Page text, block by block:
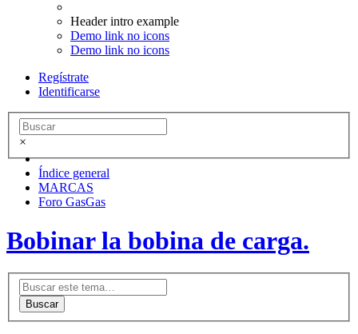
Header intro example
Demo link no icons
Demo link no icons
Regístrate
Identificarse
×
Índice general
MARCAS
Foro GasGas
Bobinar la bobina de carga.
Buscar